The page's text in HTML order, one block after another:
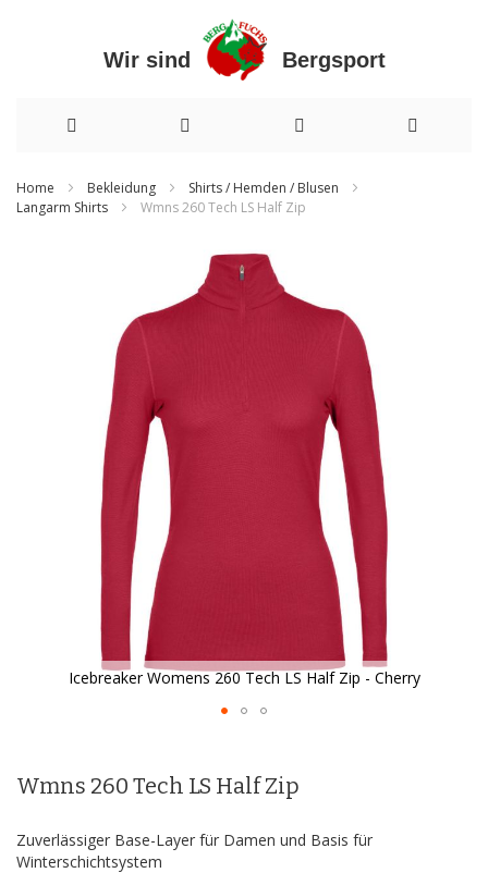
Wir sind Bergsport
zum
Home Bekleidung
Shirts / Hemden / Blusen
Langarm Shirts
Wmns 260 Tech LS Half Zip
Icebreaker Womens 260 Tech LS Half Zip - Cherry
der
Wmns 260 Tech LS Half Zip
Zuverlässiger Base-Layer für Damen und Basis für
Winterschichtsystem